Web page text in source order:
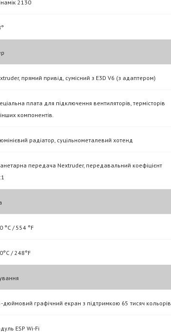
2130
прямий привід, сумісний з E3D V6 (з адаптером)
плата для підключення вентиляторів, термісторів
компонентів.
радіатор, суцільнометалевий хотенд
передача Nextruder, передавальний коефіцієнт
°C / 554 °F
/ 248°F
дюймовий графічний екран з підтримкою 65 тисяч кольорів
ESP Wi-Fi